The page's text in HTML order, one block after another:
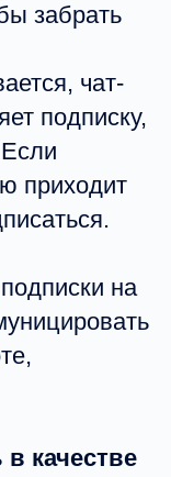
забрать
чат-
подписку,
приходит
на
качестве